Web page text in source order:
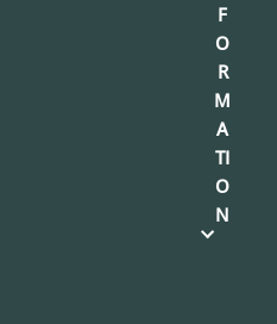
F
O
R
M
A
TI
O
N